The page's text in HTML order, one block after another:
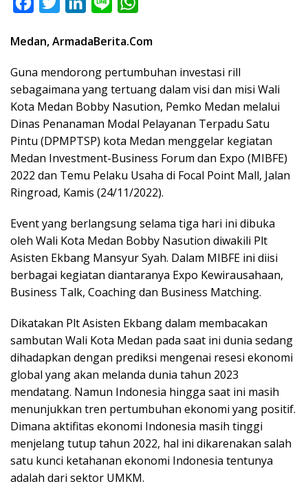
c
b
o
o
k
i
t
e
r
n
e
d
I
n
n
a
s
A
p
p
Medan, ArmadaBerita.Com
Guna mendorong pertumbuhan investasi rill
sebagaimana yang tertuang dalam visi dan misi Wali
Kota Medan Bobby Nasution, Pemko Medan melalui
Dinas Penanaman Modal Pelayanan Terpadu Satu
Pintu (DPMPTSP) kota Medan menggelar kegiatan
Medan Investment-Business Forum dan Expo (MIBFE)
2022 dan Temu Pelaku Usaha di Focal Point Mall, Jalan
Ringroad, Kamis (24/11/2022).
Event yang berlangsung selama tiga hari ini dibuka
oleh Wali Kota Medan Bobby Nasution diwakili Plt
Asisten Ekbang Mansyur Syah. Dalam MIBFE ini diisi
berbagai kegiatan diantaranya Expo Kewirausahaan,
Business Talk, Coaching dan Business Matching.
Dikatakan Plt Asisten Ekbang dalam membacakan
sambutan Wali Kota Medan pada saat ini dunia sedang
dihadapkan dengan prediksi mengenai resesi ekonomi
global yang akan melanda dunia tahun 2023
mendatang. Namun Indonesia hingga saat ini masih
menunjukkan tren pertumbuhan ekonomi yang positif.
Dimana aktifitas ekonomi Indonesia masih tinggi
menjelang tutup tahun 2022, hal ini dikarenakan salah
satu kunci ketahanan ekonomi Indonesia tentunya
adalah dari sektor UMKM.